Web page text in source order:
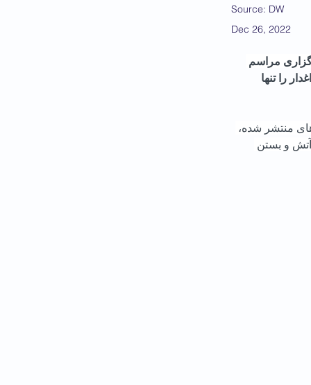
Source: DW
Dec 26, 2022
مراسم
و شاهزاده رضا پهلوی گفت: ما خانواده‌های داغدار را تنها
ویدیوهای منتشر شده،
آتش و بستن